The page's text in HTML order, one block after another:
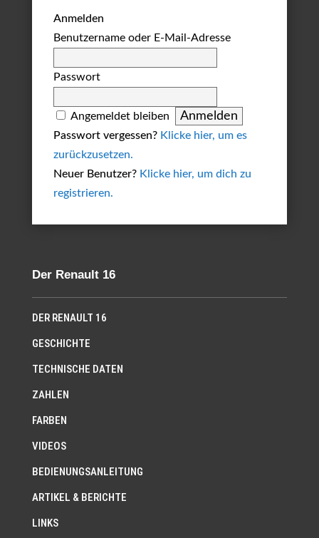
Anmelden
Benutzername oder E-Mail-Adresse
Passwort
Angemeldet bleiben
Passwort vergessen? Klicke hier, um es
zurückzusetzen.
Neuer Benutzer? Klicke hier, um dich zu
registrieren.
Der Renault 16
DER RENAULT 16
GESCHICHTE
TECHNISCHE DATEN
ZAHLEN
FARBEN
VIDEOS
BEDIENUNGSANLEITUNG
ARTIKEL & BERICHTE
LINKS